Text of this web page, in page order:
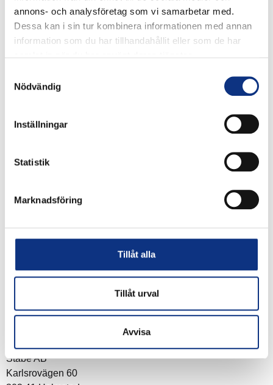
annons- och analysföretag som vi samarbetar med.
Dessa kan i sin tur kombinera informationen med annan
information som du har tillhandahållit eller som de har
Nödvändig
Inställningar
Statistik
Marknadsföring
Tillåt alla
Tillåt urval
Avvisa
Stabes
du godkänner våraintegritetspolicy
Stabe AB
Karlsrovägen 60